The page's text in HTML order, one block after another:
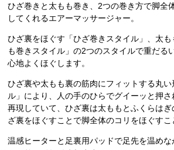
ひざ巻きと太もも巻き、2つの巻き方で脚全
してくれるエアーマッサージャー。
ひざ裏をほぐす「ひざ巻きスタイル」、太
も巻きスタイル」の2つのスタイルで重だる
心地よくほぐします。
ひざ裏や太もも裏の筋肉にフィットする丸
ル」により、人の手のひらでグイーッと押
再現していて、ひざ裏は太ももとふくらは
ざ裏をほぐすことで脚全体のコリをほぐすこ
温感ヒーターと足裏用パッドで足先を温め